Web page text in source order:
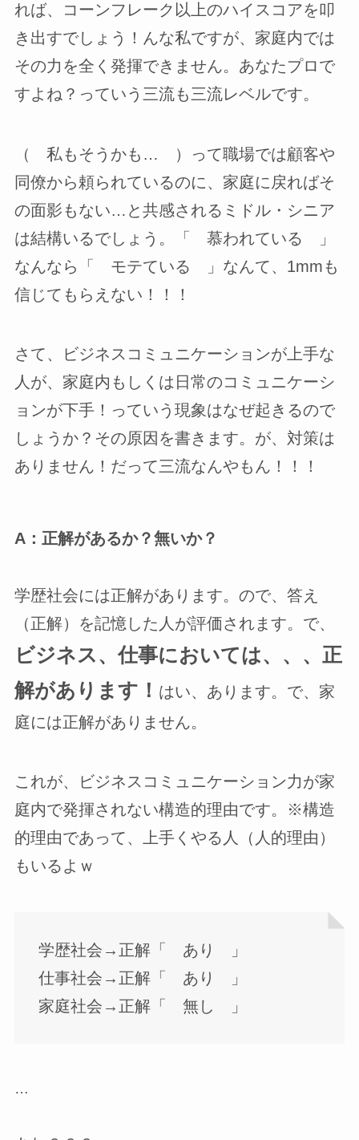
れば、コーンフレーク以上のハイスコアを叩
き出すでしょう！んな私ですが、家庭内では
その力を全く発揮できません。あなたプロで
すよね？っていう三流も三流レベルです。
（ 私もそうかも… ）って職場では顧客や
同僚から頼られているのに、家庭に戻ればそ
の面影もない…と共感されるミドル・シニア
は結構いるでしょう。「 慕われている 」
なんなら「 モテている 」なんて、1mmも
信じてもらえない！！！
さて、ビジネスコミュニケーションが上手な
人が、家庭内もしくは日常のコミュニケーシ
ョンが下手！っていう現象はなぜ起きるので
しょうか？その原因を書きます。が、対策は
ありません！だって三流なんやもん！！！
A：正解があるか？無いか？
学歴社会には正解があります。ので、答え
（正解）を記憶した人が評価されます。で、
ビジネス、仕事においては、、、正
解があります！ はい、あります。で、家
庭には正解がありません。
これが、ビジネスコミュニケーション力が家
庭内で発揮されない構造的理由です。※構造
的理由であって、上手くやる人（人的理由）
もいるよｗ
学歴社会→正解「 あり 」
仕事社会→正解「 あり 」
家庭社会→正解「 無し 」
…